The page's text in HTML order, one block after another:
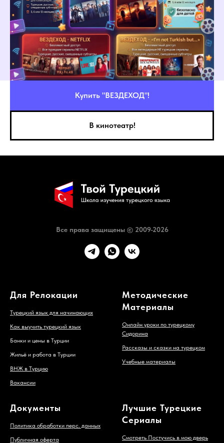
Купить "ВЕЗДЕХОД"!
В кинотеатр!
Все права защищены © 2009-2026
Для Релокации
Турецкий язык для начинающих
Как выучить турецкий язык
Банки и цены в Турции
Жильё и работа в Турции
ВНЖ в Турцию
Вакансии
Методические
Материалы
Онлайн уроки по турецкому
Сидорина
Рассказы и сказки на турецком
Учебные материалы
Документы
Политика обработки перс. данных
Публичная оферта
Лучшие Турецкие
Сериалы
Смотреть Постучись в мою дверь